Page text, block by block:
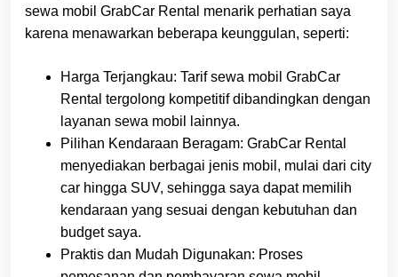
sewa mobil GrabCar Rental menarik perhatian saya
karena menawarkan beberapa keunggulan, seperti:
Harga Terjangkau: Tarif sewa mobil GrabCar
Rental tergolong kompetitif dibandingkan dengan
layanan sewa mobil lainnya.
Pilihan Kendaraan Beragam: GrabCar Rental
menyediakan berbagai jenis mobil, mulai dari city
car hingga SUV, sehingga saya dapat memilih
kendaraan yang sesuai dengan kebutuhan dan
budget saya.
Praktis dan Mudah Digunakan: Proses